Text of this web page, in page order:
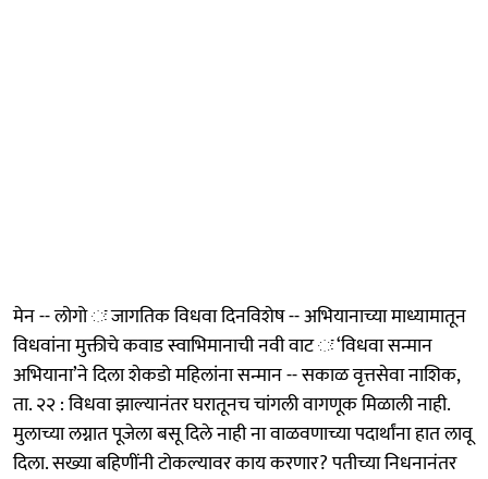
मेन -- लोगो ः जागतिक विधवा दिनविशेष -- अभियानाच्या माध्यामातून
विधवांना मुक्तीचे कवाड स्वाभिमानाची नवी वाट ः ‘विधवा सन्मान
अभियाना’ने दिला शेकडो महिलांना सन्मान -- सकाळ वृत्तसेवा नाशिक,
ता. २२ : विधवा झाल्यानंतर घरातूनच चांगली वागणूक मिळाली नाही.
मुलाच्या लग्नात पूजेला बसू दिले नाही ना वाळवणाच्या पदार्थांना हात लावू
दिला. सख्या बहिणींनी टोकल्यावर काय करणार? पतीच्या निधनानंतर